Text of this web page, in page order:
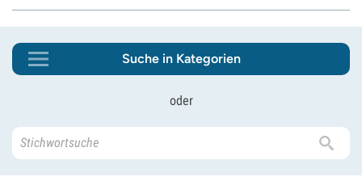
Suche in Kategorien
oder